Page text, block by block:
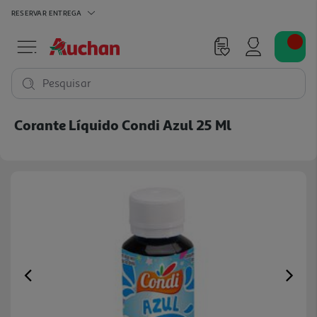
RESERVAR ENTREGA
Pesquisar
Corante Líquido Condi Azul 25 Ml
Previous